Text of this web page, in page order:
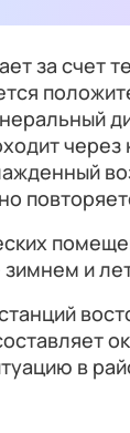
за счет
через
и
в